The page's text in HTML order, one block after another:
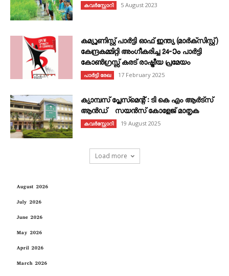
കവര്‍സ്റ്റോറി 5 August 2023
കമ്യൂണിസ്റ്റ് പാർട്ടി ഓഫ് ഇന്ത്യ (മാർക്സിസ്റ്റ്)
കേന്ദ്രകമ്മിറ്റി അംഗീകരിച്ച 24‐ാം പാർട്ടി
കോൺഗ്രസ്സ് കരട് രാഷ്ട്രീയ പ്രമേയം
പാർട്ടി രേഖ 17 February 2025
ക്യാമ്പസ് പ്ലേസ്മെന്റ് : ടി കെ എം ആർട്സ്
ആൻഡ് സയൻസ് കോളേജ് മാതൃക
കവര്‍സ്റ്റോറി 19 August 2025
Load more
August 2026
July 2026
June 2026
May 2026
April 2026
March 2026